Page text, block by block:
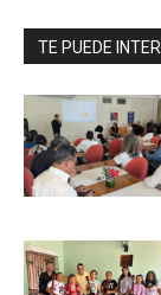
TE PUEDE